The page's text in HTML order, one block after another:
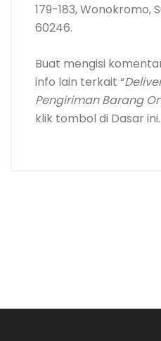
179-183, Wonokromo,
60246.
Buat mengisi
info lain terkait “
Pengiriman Barang
klik tombol di Dasar ini.